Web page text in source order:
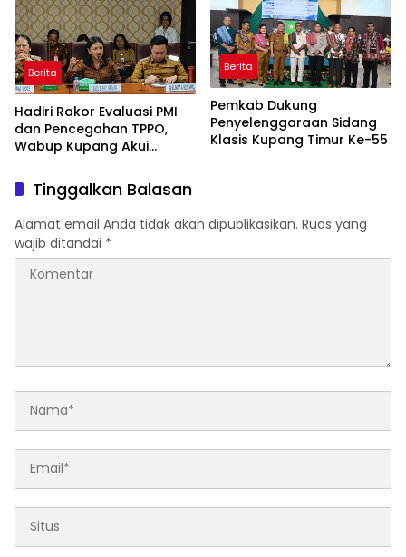
Berita
Hadiri Rakor Evaluasi PMI
dan Pencegahan TPPO,
Wabup Kupang Akui
Bermasalah
Berita
Pemkab Dukung
Penyelenggaraan Sidang
Klasis Kupang Timur Ke-55
Tinggalkan Balasan
Alamat email Anda tidak akan dipublikasikan. Ruas yang
wajib ditandai *